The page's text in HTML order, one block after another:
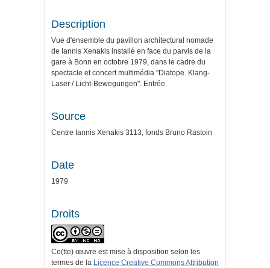
Description
Vue d'ensemble du pavillon architectural nomade
de Iannis Xenakis installé en face du parvis de la
gare à Bonn en octobre 1979, dans le cadre du
spectacle et concert multimédia "Diatope. Klang-
Laser / Licht-Bewegungen". Entrée.
Source
Centre Iannis Xenakis 3113, fonds Bruno Rastoin
Date
1979
Droits
Ce(tte) œuvre est mise à disposition selon les
termes de la Licence Creative Commons Attribution